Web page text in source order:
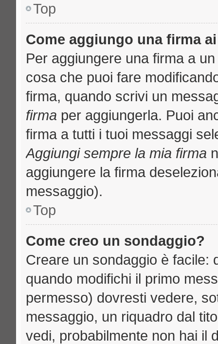
Top
Come aggiungo una firma
Per aggiungere una firma a
cosa che puoi fare
firma, quando scrivi un
firma per aggiungerla. Puoi
firma a tutti i tuoi messaggi
Aggiungi sempre la mia firma
aggiungere la firma
messaggio).
Top
Come creo un sondaggio?
Creare un sondaggio è facile:
quando modifichi il primo
permesso) dovresti vedere,
messaggio, un riquadro dal
vedi, probabilmente non hai il